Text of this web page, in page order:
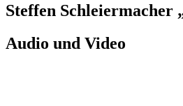
Steffen Schleiermacher
Audio und Video